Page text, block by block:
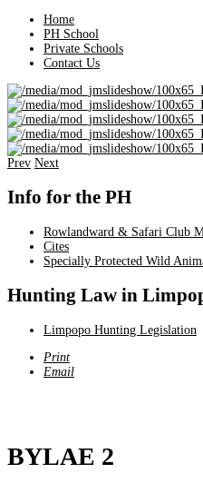
Home
PH School
Private Schools
Contact Us
Prev Next
Info for the PH
Rowlandward & Safari Club
Cites
Specially Protected Wild
Hunting Law in
Limpopo Hunting Legislation
Print
Email